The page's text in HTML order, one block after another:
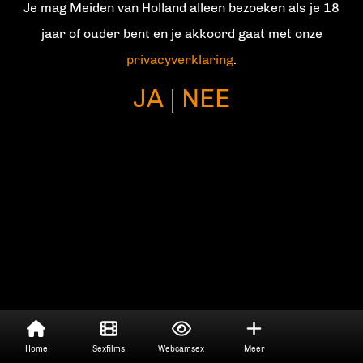
Je mag Meiden van Holland alleen bezoeken als je 18
jaar of ouder bent en je akkoord gaat met onze
privacyverklaring.
JA | NEE
Home Sexfilms Webcamsex Meer